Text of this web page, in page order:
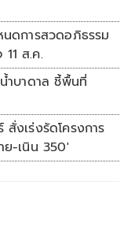
ดการสวดอภิธรรม
ส.ค.
ำบาดาล ชี้พื้นที่
งเร่งรัดโครงการ
ย-เนิน 350'